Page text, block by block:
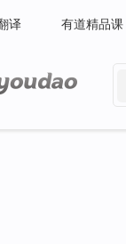
译 有道精品课